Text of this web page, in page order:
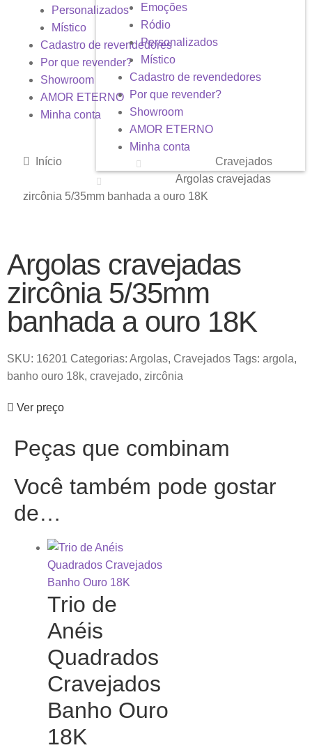
Personalizados
Místico
Cadastro de revendedores
Por que revender?
Showroom
AMOR ETERNO
Minha conta
Emoções
Ródio
Personalizados
Místico
Cadastro de revendedores
Por que revender?
Showroom
AMOR ETERNO
Minha conta
Início
Cravejados
Argolas cravejadas
zircônia 5/35mm banhada a ouro 18K
Argolas cravejadas
zircônia 5/35mm
banhada a ouro 18K
SKU: 16201 Categorias: Argolas, Cravejados Tags: argola,
banho ouro 18k, cravejado, zircônia
Ver preço
Peças que combinam
Você também pode gostar
de…
Trio de
Anéis
Quadrados
Cravejados
Banho Ouro
18K